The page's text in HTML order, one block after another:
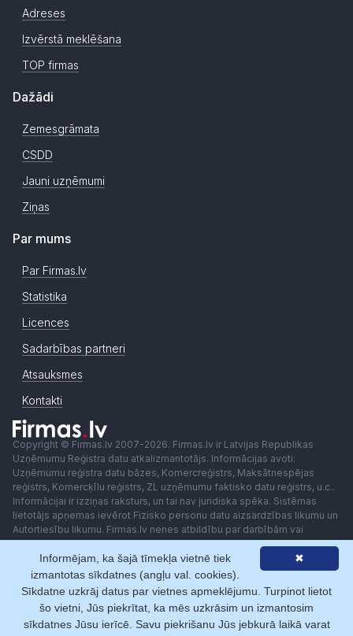
Adreses
Izvērstā meklēšana
TOP firmas
Dažādi
Zemesgrāmata
CSDD
Jauni uzņēmumi
Ziņas
Par mums
Par Firmas.lv
Statistika
Licences
Sadarbības partneri
Atsauksmes
Kontakti
Copyright © Firmas.lv 2007-2026. Firmas.lv ir Latvijas Republikas
Uzņēmumu Reģistra datu atkalizmantotājs. Informācijas avoti:
Uzņēmumu reģistra datu bāzes, Komercreģistrs, Maksātnespējas
reģistrs, Komercķīlu reģistrs, ZL uzņēmumu faktisko datu reģistrs, u.c..
Informācijai ir izziņas raksturs, un tai nav juridiska spēka. Sistēmas
lietotājs apņemas ievērot Fizisko personu datu aizsardzības likumu un
Autortiesību likumu. Firmas.lv nenes atbildību par darbībām vai
lēmumiem, kas balstīti uz saņemto pakalpojumu. Lietotājam aizliegts
izmantot jebkādas automatizētas sistēmas vai iekārtas (robotus)
piekļuvei sistēmai bez rakstiskas saskaņošanas ar Firmas.lv. Galvenā
redaktore: Ingūna Pempere.
Lietošanas noteikumi
Privātuma politika Norēķini ar
✖
Informējam, ka šajā tīmekļa vietnē tiek
izmantotas sīkdatnes (angļu val. cookies).
Sīkdatne uzkrāj datus par vietnes apmeklējumu. Turpinot lietot
šo vietni, Jūs piekrītat, ka mēs uzkrāsim un izmantosim
sīkdatnes Jūsu ierīcē. Savu piekrišanu Jūs jebkurā laikā varat